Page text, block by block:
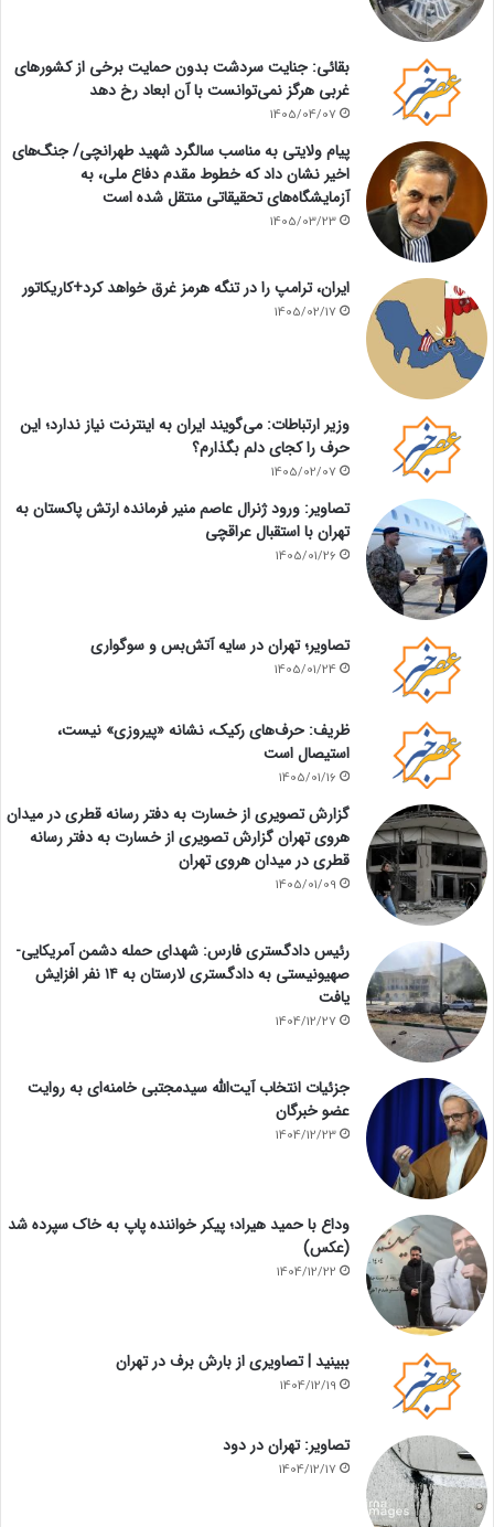
بقائی: جنایت سردشت بدون حمایت برخی از کشورهای
غربی هرگز نمی‌توانست با آن ابعاد رخ دهد
1405/04/07
پیام ولایتی به مناسب سالگرد شهید طهرانچی/ جنگ‌های
اخیر نشان داد که خطوط مقدم دفاع ملی، به
آزمایشگاه‌های تحقیقاتی منتقل شده است
1405/03/23
ایران، ترامپ را در تنگه هرمز غرق خواهد کرد+کاریکاتور
1405/02/17
وزیر ارتباطات: می‌گویند ایران به اینترنت نیاز ندارد؛ این
حرف را کجای دلم بگذارم؟
1405/02/07
تصاویر: ورود ژنرال عاصم منیر فرمانده ارتش پاکستان به
تهران با استقبال عراقچی
1405/01/26
تصاویر؛ تهران در سایه آتش‌بس و سوگواری
1405/01/24
ظریف: حرف‌های رکیک، نشانه «پیروزی» نیست،
استیصال است
1405/01/16
گزارش تصویری از خسارت به دفتر رسانه قطری در میدان
هروی تهران گزارش تصویری از خسارت به دفتر رسانه
قطری در میدان هروی تهران
1405/01/09
رئیس دادگستری فارس: شهدای حمله دشمن آمریکایی-
صهیونیستی به دادگستری لارستان به ۱۴ نفر افزایش
یافت
1404/12/27
جزئیات انتخاب آیت‌الله سیدمجتبی خامنه‌ای به روایت
عضو خبرگان
1404/12/23
وداع با حمید هیراد؛ پیکر خواننده پاپ به خاک سپرده شد
(عکس)
1404/12/22
ببینید | تصاویری از بارش برف در تهران
1404/12/19
تصاویر: تهران در دود
1404/12/17